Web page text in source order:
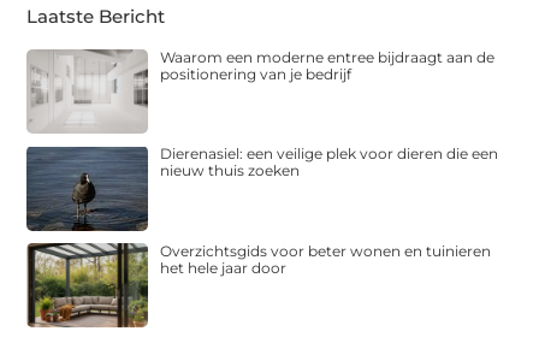
Laatste Bericht
Waarom een moderne entree bijdraagt aan de
positionering van je bedrijf
Dierenasiel: een veilige plek voor dieren die een
nieuw thuis zoeken
Overzichtsgids voor beter wonen en tuinieren
het hele jaar door